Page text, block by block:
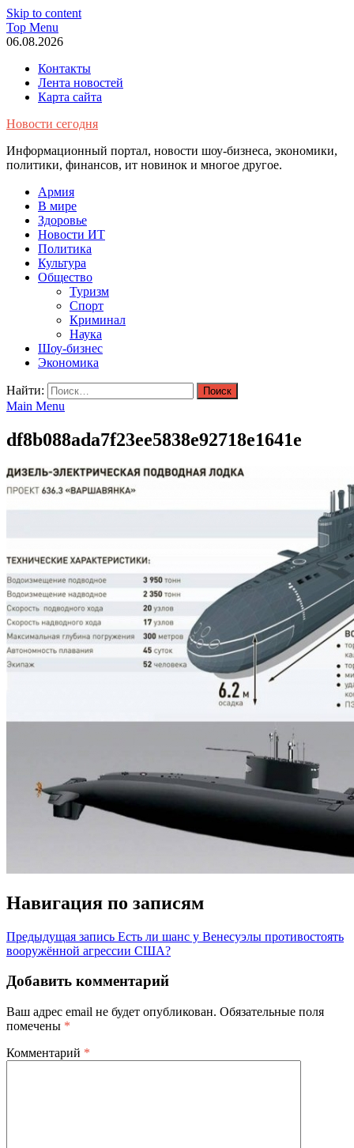
Skip to content
Top Menu
06.08.2026
Контакты
Лента новостей
Карта сайта
Новости сегодня
Информационный портал, новости шоу-бизнеса, экономики,
политики, финансов, ит новинок и многое другое.
Армия
В мире
Здоровье
Новости ИТ
Политика
Культура
Общество
Туризм
Спорт
Криминал
Наука
Шоу-бизнес
Экономика
Найти:
Main Menu
df8b088ada7f23ee5838e92718e1641e
Навигация по записям
Предыдущая запись Есть ли шанс у Венесуэлы противостоять
вооружённой агрессии США?
Добавить комментарий
Ваш адрес email не будет опубликован. Обязательные поля
помечены *
Комментарий *